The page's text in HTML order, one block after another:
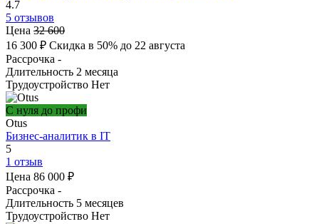
4.7
5 отзывов
Цена 32 600
16 300 ₽ Скидка в 50% до 22 августа
Рассрочка -
Длительность 2 месяца
Трудоустройство Нет
С нуля до профи
Otus
Бизнес-аналитик в IT
5
1 отзыв
Цена 86 000 ₽
Рассрочка -
Длительность 5 месяцев
Трудоустройство Нет